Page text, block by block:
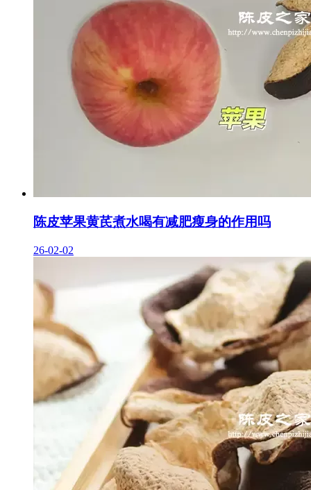
陈皮苹果黄芪煮水喝有减肥瘦身的作用吗
26-02-02